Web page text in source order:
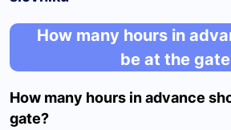
How many hours in
be at the
How many hours in advance
gate?